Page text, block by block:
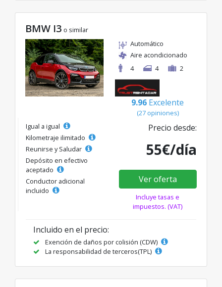
BMW I3 o similar
Automático
Aire acondicionado
4
4 2
9.96 Excelente
(27 opiniones)
Igual a igual
Kilometraje ilimitado
Reunirse y Saludar
Depósito en efectivo
aceptado
Conductor adicional
incluido
Precio desde:
55€/día
Ver oferta
Incluye tasas e
impuestos. (VAT)
Incluido en el precio:
Exención de daños por colisión (CDW)
La responsabilidad de terceros(TPL)